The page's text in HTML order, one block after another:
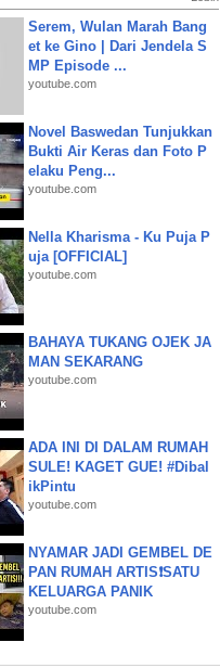
Serem, Wulan Marah Bang
et ke Gino | Dari Jendela S
MP Episode ...
youtube.com
Novel Baswedan Tunjukkan
Bukti Air Keras dan Foto P
elaku Peng...
youtube.com
Nella Kharisma - Ku Puja P
uja [OFFICIAL]
youtube.com
BAHAYA TUKANG OJEK JA
MAN SEKARANG
youtube.com
ADA INI DI DALAM RUMAH
SULE! KAGET GUE! #Dibal
ikPintu
youtube.com
NYAMAR JADI GEMBEL DE
PAN RUMAH ARTIS❗SATU
KELUARGA PANIK
youtube.com